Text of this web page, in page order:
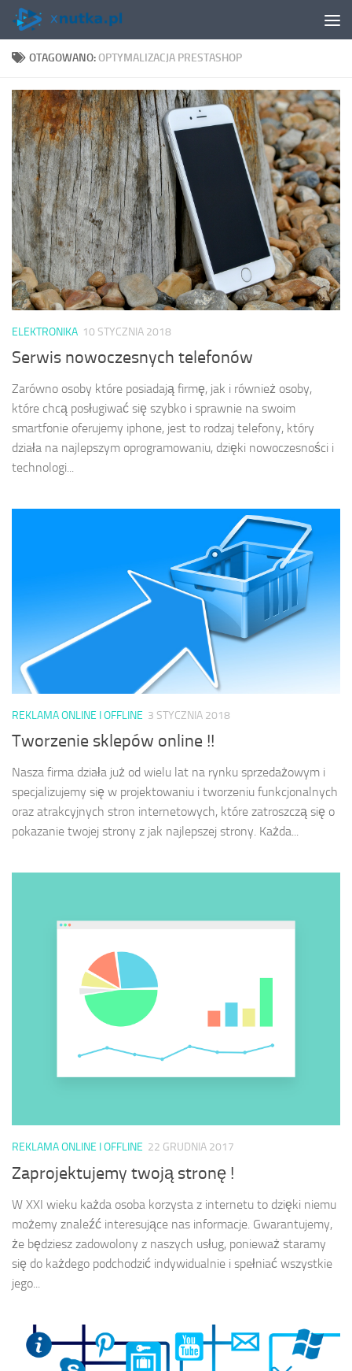
Skip to content
OTAGOWANO:OPTYMALIZACJA PRESTASHOP
ELEKTRONIKA 10 STYCZNIA 2018
Serwis nowoczesnych telefonów
Zarówno osoby które posiadają firmę, jak i również osoby,
które chcą posługiwać się szybko i sprawnie na swoim
smartfonie oferujemy iphone, jest to rodzaj telefony, który
działa na najlepszym oprogramowaniu, dzięki nowoczesności i
technologi...
REKLAMA ONLINE I OFFLINE 3 STYCZNIA 2018
Tworzenie sklepów online !!
Nasza firma działa już od wielu lat na rynku sprzedażowym i
specjalizujemy się w projektowaniu i tworzeniu funkcjonalnych
oraz atrakcyjnych stron internetowych, które zatroszczą się o
pokazanie twojej strony z jak najlepszej strony. Każda...
REKLAMA ONLINE I OFFLINE 22 GRUDNIA 2017
Zaprojektujemy twoją stronę !
W XXI wieku każda osoba korzysta z internetu to dzięki niemu
możemy znaleźć interesujące nas informacje. Gwarantujemy,
że będziesz zadowolony z naszych usług, ponieważ staramy
się do każdego podchodzić indywidualnie i spełniać wszystkie
jego...